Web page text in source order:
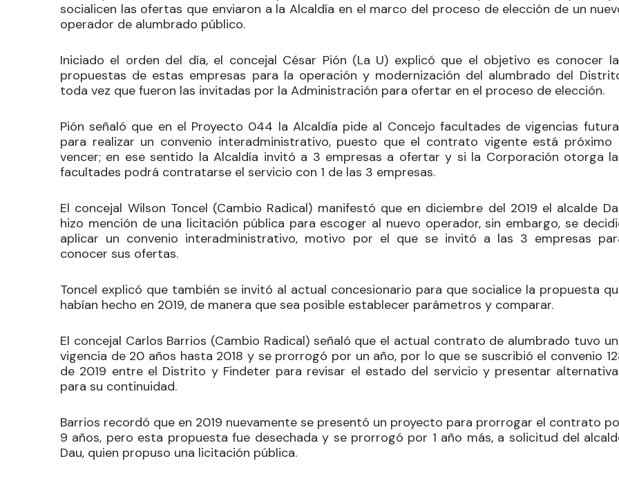
socialicen las ofertas que enviaron a la Alcaldía en el marco del proceso de elección de un
operador de alumbrado público.
Iniciado el orden del día, el concejal César Pión (La U) explicó que el objetivo es conocer
propuestas de estas empresas para la operación y modernización del alumbrado del
toda vez que fueron las invitadas por la Administración para ofertar en el proceso de elección.
Pión señaló que en el Proyecto 044 la Alcaldía pide al Concejo facultades de vigencias
para realizar un convenio interadministrativo, puesto que el contrato vigente está próximo
vencer; en ese sentido la Alcaldía invitó a 3 empresas a ofertar y si la Corporación otorga
facultades podrá contratarse el servicio con 1 de las 3 empresas.
El concejal Wilson Toncel (Cambio Radical) manifestó que en diciembre del 2019 el alcalde
hizo mención de una licitación pública para escoger al nuevo operador, sin embargo, se
aplicar un convenio interadministrativo, motivo por el que se invitó a las 3 empresas
conocer sus ofertas.
Toncel explicó que también se invitó al actual concesionario para que socialice la propuesta
habían hecho en 2019, de manera que sea posible establecer parámetros y comparar.
El concejal Carlos Barrios (Cambio Radical) señaló que el actual contrato de alumbrado tuvo
vigencia de 20 años hasta 2018 y se prorrogó por un año, por lo que se suscribió el convenio
de 2019 entre el Distrito y Findeter para revisar el estado del servicio y presentar
para su continuidad.
Barrios recordó que en 2019 nuevamente se presentó un proyecto para prorrogar el contrato
9 años, pero esta propuesta fue desechada y se prorrogó por 1 año más, a solicitud del
Dau, quien propuso una licitación pública.